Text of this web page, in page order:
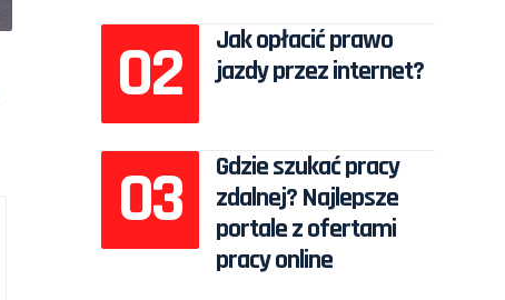
Jak opłacić prawo
jazdy przez internet?
Gdzie szukać pracy
zdalnej? Najlepsze
portale z ofertami
pracy online